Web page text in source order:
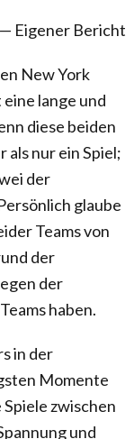
Eigener Bericht
New York
lange und
diese beiden
nur ein Spiel;
der
glaube
Teams von
der
der
haben.
in der
Momente
zwischen
und